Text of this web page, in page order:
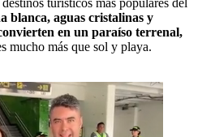
blanca, aguas cristalinas y
en un paraíso terrenal,
mucho más que sol y playa.